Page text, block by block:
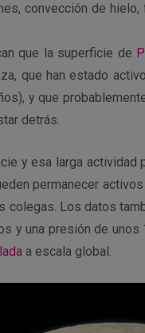
convección de
que la superficie de
que han estado
y que
detrás.
y esa larga
permanecer
colegas. Los datos
y una presión de
a escala global.